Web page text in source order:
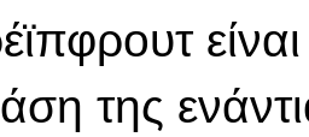
της